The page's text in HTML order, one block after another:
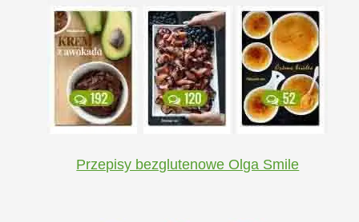
Przepisy bezglutenowe Olga Smile